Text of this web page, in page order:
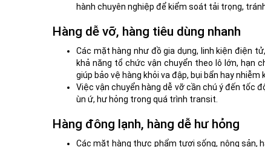
hành chuyên nghiệp để kiểm soát tải trọng,
Hàng dễ vỡ, hàng tiêu dùng nhanh
Các mặt hàng như đồ gia dụng, linh kiện điện
khả năng tổ chức vận chuyển theo lô lớn, hạn
giúp bảo vệ hàng khỏi va đập, bụi bẩn hay nhiễm
Việc vận chuyển hàng dễ vỡ cần chú ý đến tốc
ùn ứ, hư hỏng trong quá trình transit.
Hàng đông lạnh, hàng dễ hư hỏng
Các mặt hàng thực phẩm tươi sống, nông sản,